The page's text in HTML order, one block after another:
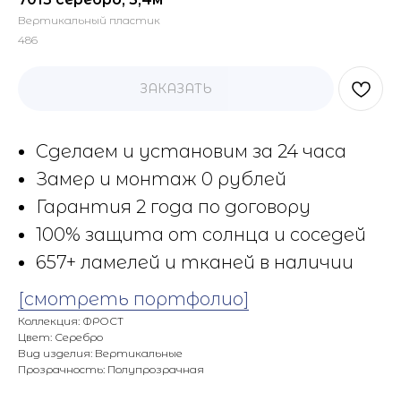
Вертикальный пластик
486
ЗАКАЗАТЬ
Сделаем и установим за 24 часа
Замер и монтаж 0 рублей
Гарантия 2 года по договору
100% защита от солнца и соседей
657+ ламелей и тканей в наличии
[смотреть портфолио]
Коллекция: ФРОСТ
Цвет: Серебро
Вид изделия: Вертикальные
Прозрачность: Полупрозрачная